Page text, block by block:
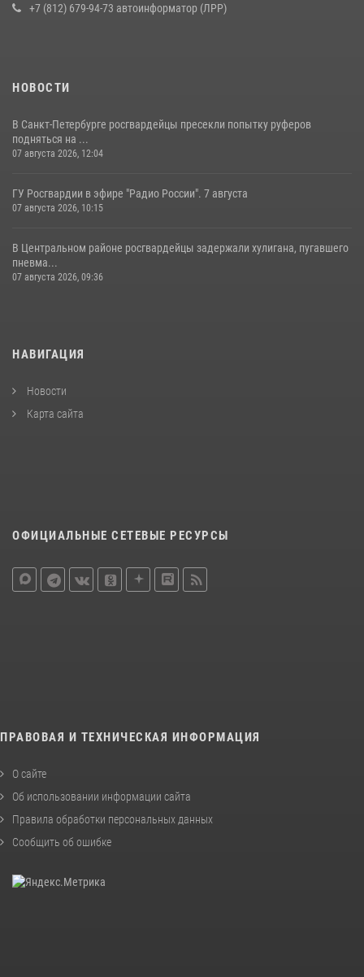
+7 (812) 679-94-73 автоинформатор (ЛРР)
НОВОСТИ
В Санкт-Петербурге росгвардейцы пресекли попытку руферов
подняться на ...
07 августа 2026, 12:04
ГУ Росгвардии в эфире "Радио России". 7 августа
07 августа 2026, 10:15
В Центральном районе росгвардейцы задержали хулигана, пугавшего
пневма...
07 августа 2026, 09:36
НАВИГАЦИЯ
Новости
Карта сайта
ОФИЦИАЛЬНЫЕ СЕТЕВЫЕ РЕСУРСЫ
ПРАВОВАЯ И ТЕХНИЧЕСКАЯ ИНФОРМАЦИЯ
О сайте
Об использовании информации сайта
Правила обработки персональных данных
Сообщить об ошибке